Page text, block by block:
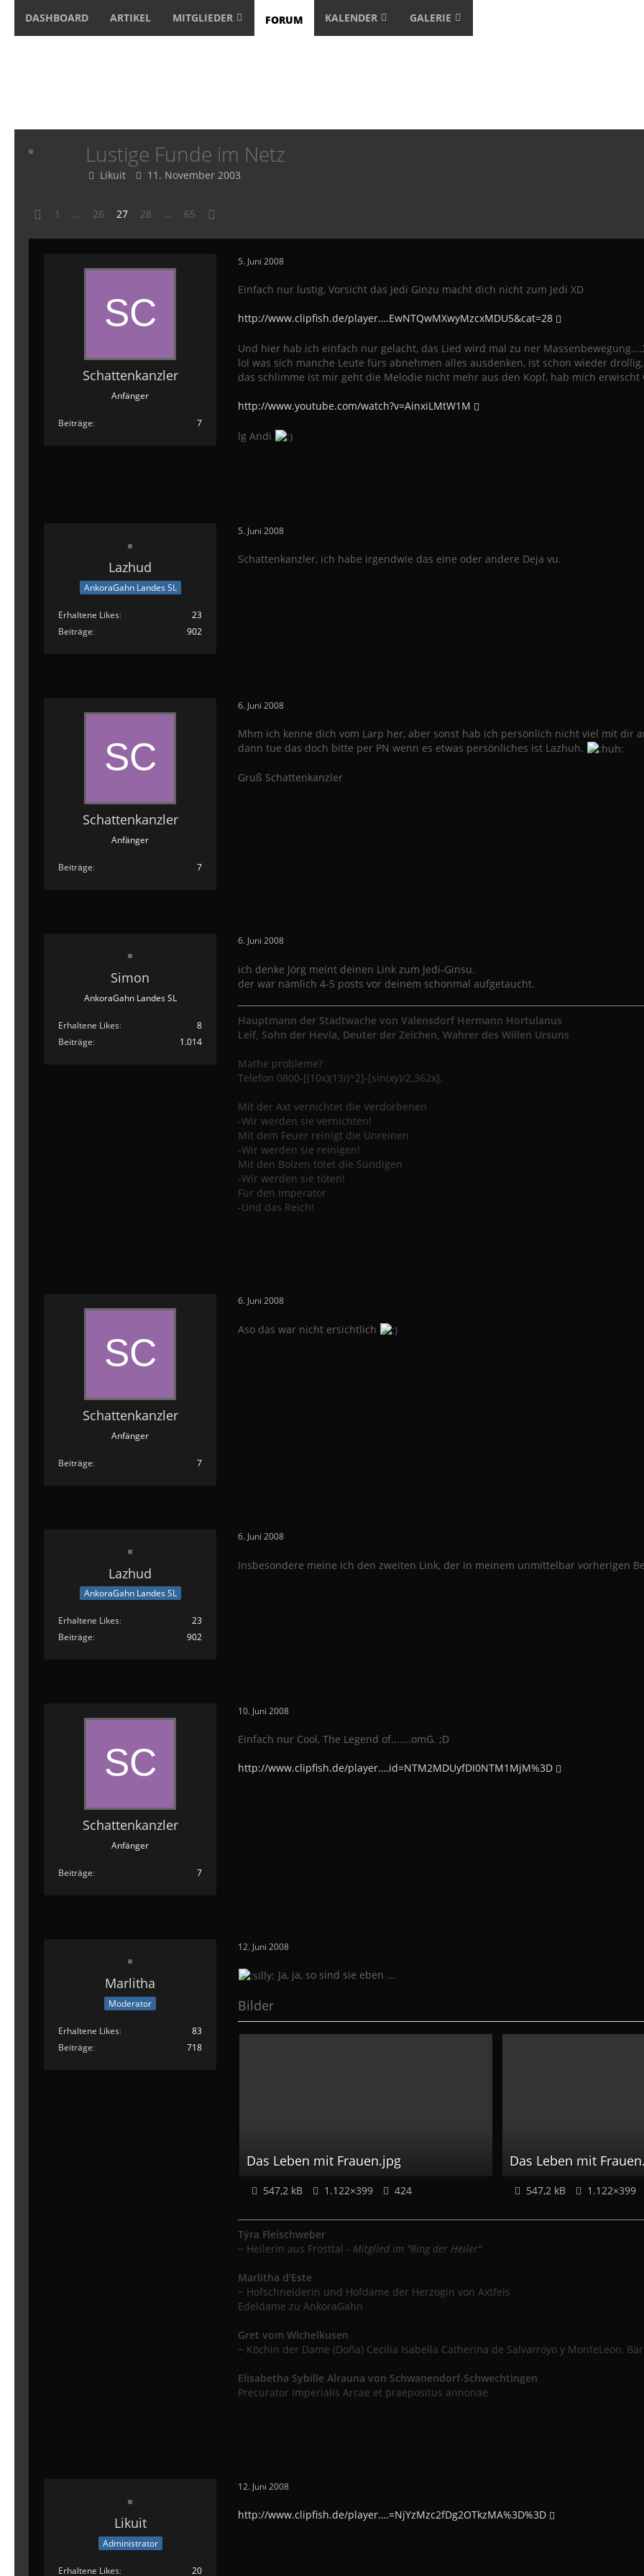
DASHBOARD ARTIKEL MITGLIEDER FORUM KALENDER GALERIE
Lustige Funde im Netz
Likuit 11. November 2003
1 … 26 27 28 … 65
Schattenkanzler
Anfänger
Beiträge 7
5. Juni 2008
Einfach nur lustig, Vorsicht das Jedi Ginzu macht dich nicht zum Jedi XD
http://www.clipfish.de/player.…EwNTQwMXwyMzcxMDU5&cat=28
Und hier hab ich einfach nur gelacht, das Lied wird mal zu ner
lol was sich manche Leute fürs abnehmen alles ausdenken, ist schon wieder
das schlimme ist mir geht die Melodie nicht mehr aus den Kopf, hab mich
http://www.youtube.com/watch?v=AinxiLMtW1M
lg Andi
Lazhud
AnkoraGahn Landes SL
Erhaltene Likes
23
Beiträge
902
5. Juni 2008
Schattenkanzler, ich habe irgendwie das eine oder andere Deja vu.
Schattenkanzler
Anfänger
Beiträge 7
6. Juni 2008
Mhm ich kenne dich vom Larp her, aber sonst hab ich persönlich nicht viel mit dir
dann tue das doch bitte per PN wenn es etwas persönliches ist Lazhuh.
Gruß Schattenkanzler
Simon
AnkoraGahn Landes SL
Erhaltene Likes
8
Beiträge
1.014
6. Juni 2008
ich denke Jörg meint deinen Link zum Jedi-Ginsu.
der war nämlich 4-5 posts vor deinem schonmal aufgetaucht.
Hauptmann der Stadtwache von Valensdorf Hermann Hortulanus
Leif, Sohn der Hevla, Deuter der Zeichen, Wahrer des Willen Ursuns
Mathe probleme?
Telefon 0800-[(10x)(13i)^2]-[sin(xy)/2.362x].
Mit der Axt vernichtet die Verdorbenen
-Wir werden sie vernichten!
Mit dem Feuer reinigt die Unreinen
-Wir werden sie reinigen!
Mit den Bolzen tötet die Sündigen
-Wir werden sie töten!
Für den Imperator
-Und das Reich!
Schattenkanzler
Anfänger
Beiträge 7
6. Juni 2008
Aso das war nicht ersichtlich
Lazhud
AnkoraGahn Landes SL
Erhaltene Likes
23
Beiträge
902
6. Juni 2008
Insbesondere meine ich den zweiten Link, der in meinem unmittelbar vorherigen
Schattenkanzler
Anfänger
Beiträge 7
10. Juni 2008
Einfach nur Cool, The Legend of.......omG. ;D
http://www.clipfish.de/player.…id=NTM2MDUyfDI0NTM1MjM%3D
Marlitha
Moderator
Erhaltene Likes
83
Beiträge
718
12. Juni 2008
Ja, ja, so sind sie eben ...
Bilder
Das Leben mit Frauen.jpg
547,2 kB 1.122×399 424
Das Leben mit
547,2 kB 1.122×399
Týra Fleischweber
~ Heilerin aus Frosttal - Mitglied im "Ring der Heiler"
Marlitha d'Este
~ Hofschneiderin und Hofdame der Herzogin von Axtfels
Edeldame zu AnkoraGahn
Gret vom Wichelkusen
~ Köchin der Dame (Doña) Cecilia Isabella Catherina de Salvarroyo y MonteLeon,
Elisabetha Sybille Alrauna von Schwanendorf-Schwechtingen
Precurator Imperialis Arcae et praepositus annonae
Likuit
Administrator
Erhaltene Likes 20
12. Juni 2008
http://www.clipfish.de/player.…=NjYzMzc2fDg2OTkzMA%3D%3D